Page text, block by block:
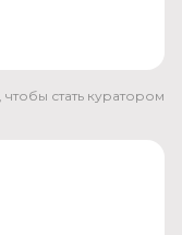
, чтобы стать куратором